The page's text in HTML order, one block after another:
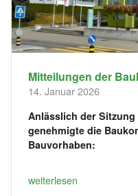
Mitteilungen der
14. Januar 2026
Anlässlich der Sitzung
genehmigte die
Bauvorhaben:
weiterlesen